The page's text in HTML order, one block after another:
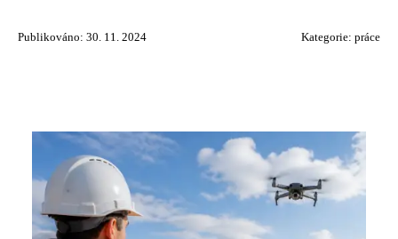
Publikováno: 30. 11. 2024 Kategorie: práce